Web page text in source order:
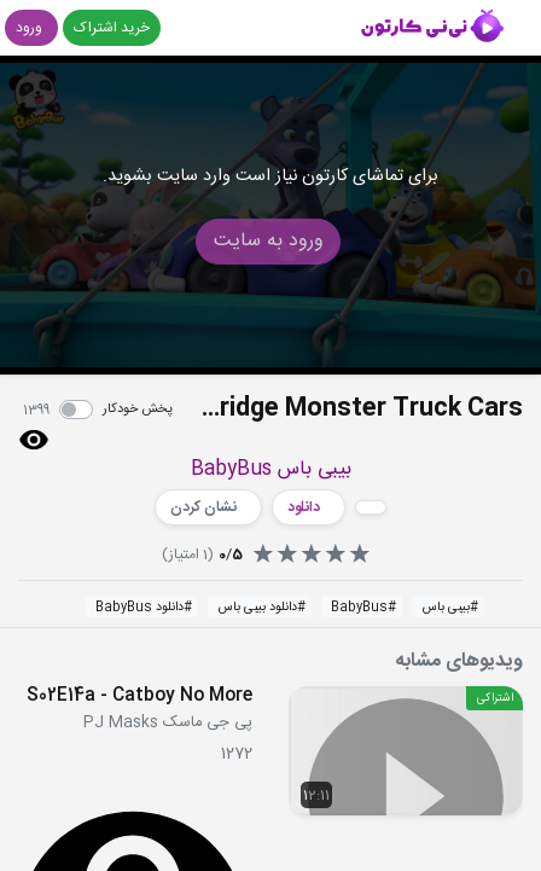
خرید اشتراک ورود
برای تماشای کارتون نیاز است وارد سایت بشوید.
ورود به سایت
Big Bad Wolf Fell From Bridge Monster Truck Cars پخش خودکار 1399
بیبی باس BabyBus
دانلود
نشان کردن
0/5
(
1 امتیاز)
#بیبی باس #
BabyBus
#دانلود بیبی باس #دانلود BabyBus
ویدیوهای مشابه
12:11
اشتراکی S02E14a - Catboy No More
پی جی ماسک PJ Masks
1272